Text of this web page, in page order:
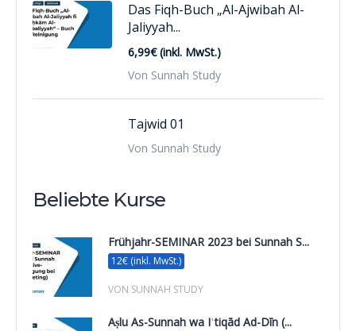
Das Fiqh-Buch „Al-Ajwibah Al-
Jaliyyah...
6,99€ (inkl. MwSt.)
Von Sunnah Study
Tajwid 01
Von Sunnah Study
Beliebte Kurse
Frühjahr-SEMINAR 2023 bei Sunnah S...
12€ (inkl. MwSt.)
VON SUNNAH STUDY
Aṣlu As-Sunnah wa Iʿtiqād Ad-Dīn (...